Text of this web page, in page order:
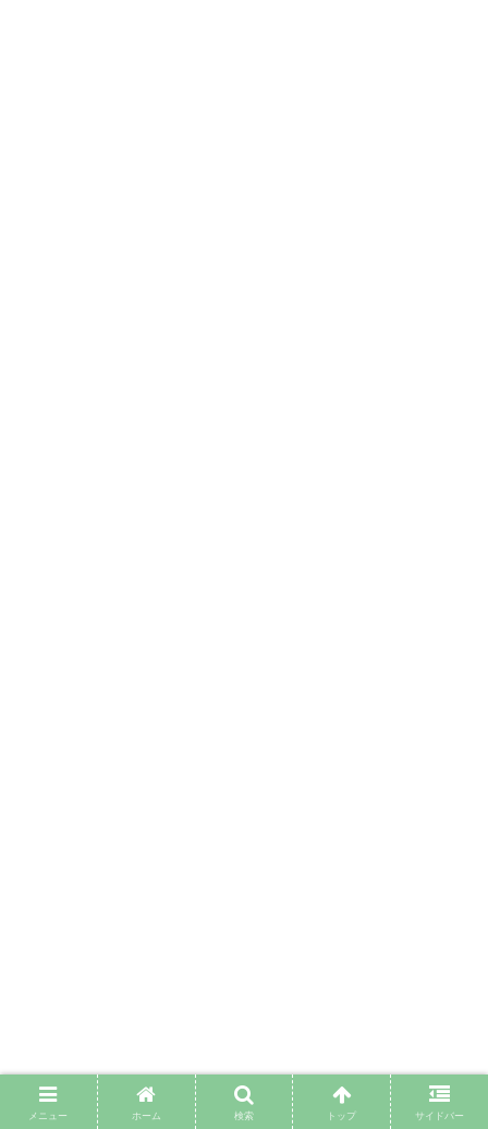
メニュー ホーム 検索 トップ サイドバー